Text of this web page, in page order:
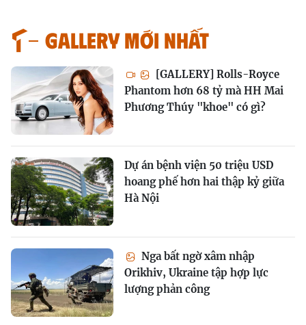
GALLERY MỚI NHẤT
[GALLERY] Rolls-Royce
Phantom hơn 68 tỷ mà HH Mai
Phương Thúy "khoe" có gì?
Dự án bệnh viện 50 triệu USD
hoang phế hơn hai thập kỷ giữa
Hà Nội
Nga bất ngờ xâm nhập
Orikhiv, Ukraine tập hợp lực
lượng phản công